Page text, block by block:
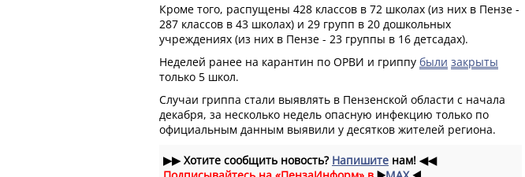
Кроме того, распущены 428 классов в 72 школах (из них в Пензе -
287 классов в 43 школах) и 29 групп в 20 дошкольных
учреждениях (из них в Пензе - 23 группы в 16 детсадах).
Неделей ранее на карантин по ОРВИ и гриппу были закрыты
только 5 школ.
Случаи гриппа стали выявлять в Пензенской области с начала
декабря, за несколько недель опасную инфекцию только по
официальным данным выявили у десятков жителей региона.
▶▶Хотите сообщить новость? Напишите нам! ◀◀